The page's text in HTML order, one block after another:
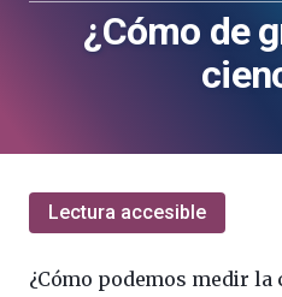
la
la
¿Cómo de
Lectura accesible
¿Cómo podemos medir la